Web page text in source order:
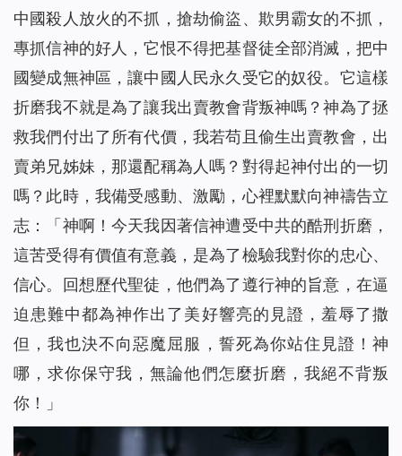
中國殺人放火的不抓，搶劫偷盜、欺男霸女的不抓，
專抓信神的好人，它恨不得把基督徒全部消滅，把中
國變成無神區，讓中國人民永久受它的奴役。它這樣
折磨我不就是為了讓我出賣教會背叛神嗎？神為了拯
救我們付出了所有代價，我若苟且偷生出賣教會，出
賣弟兄姊妹，那還配稱為人嗎？對得起神付出的一切
嗎？此時，我備受感動、激勵，心裡默默向神禱告立
志：「神啊！今天我因著信神遭受中共的酷刑折磨，
這苦受得有價值有意義，是為了檢驗我對你的忠心、
信心。回想歷代聖徒，他們為了遵行神的旨意，在逼
迫患難中都為神作出了美好響亮的見證，羞辱了撒
但，我也決不向惡魔屈服，誓死為你站住見證！神
哪，求你保守我，無論他們怎麼折磨，我絕不背叛
你！」